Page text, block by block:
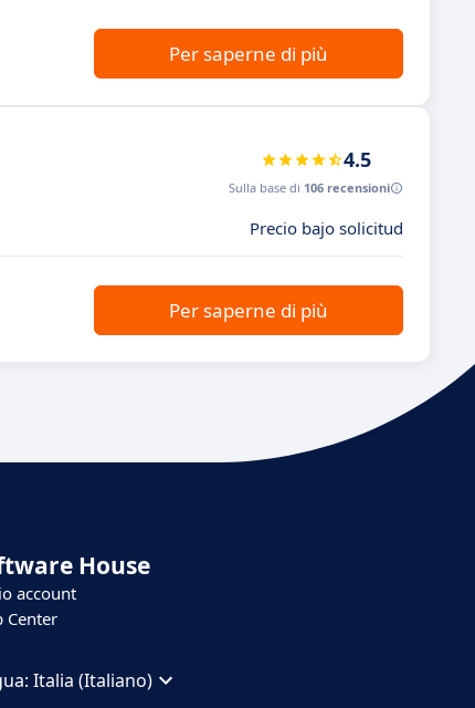
Per saperne di più
4.5
Sulla base di 106 recensioni
Precio bajo solicitud
Per saperne di più
House
account
Center
Italia (Italiano)